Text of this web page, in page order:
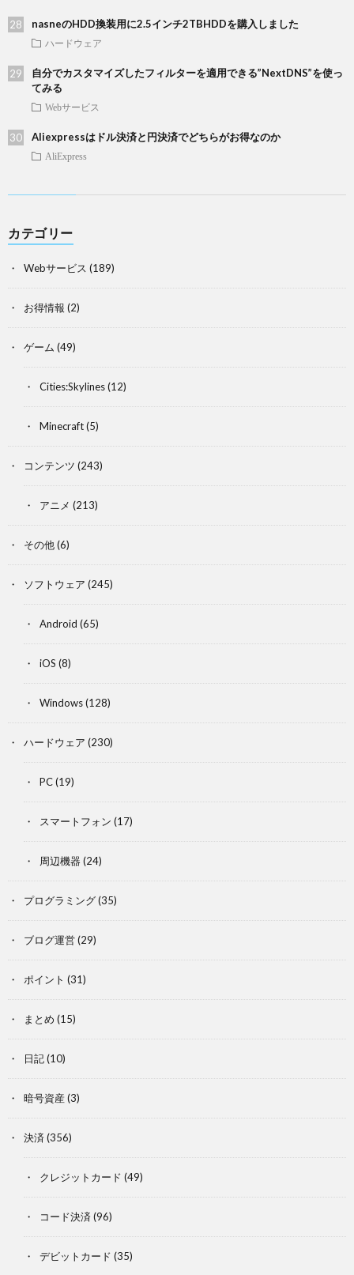
nasneのHDD換装用に2.5インチ2TBHDDを購入しました
ハードウェア
自分でカスタマイズしたフィルターを適用できる”NextDNS”を使っ
てみる
Webサービス
Aliexpressはドル決済と円決済でどちらがお得なのか
AliExpress
カテゴリー
Webサービス (189)
お得情報 (2)
ゲーム (49)
Cities:Skylines(12)
Minecraft(5)
コンテンツ (243)
アニメ (213)
その他(6)
ソフトウェア (245)
Android (65)
iOS (8)
Windows(128)
ハードウェア (230)
PC(19)
スマートフォン (17)
周辺機器 (24)
プログラミング(35)
ブログ運営(29)
ポイント (31)
まとめ (15)
日記(10)
暗号資産 (3)
決済 (356)
クレジットカード (49)
コード決済 (96)
デビットカード (35)